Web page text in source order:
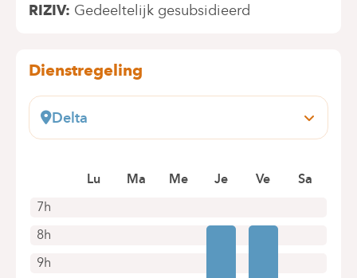
RIZIV Gedeeltelijk gesubsidieerd
Dienstregeling
Delta
Boulevard du Triomphe, 201
+32 2 434 81 13
Alleen telefonische afspraken
7h
8h
9h
Lu Ma Me Je Ve Sa